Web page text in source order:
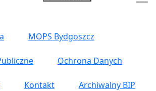
MOPS Bydgoszcz
Ochrona Danych
Kontakt
Archiwalny BIP